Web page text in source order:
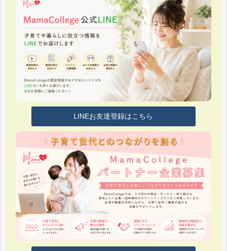
LINEお友達登録はこちら